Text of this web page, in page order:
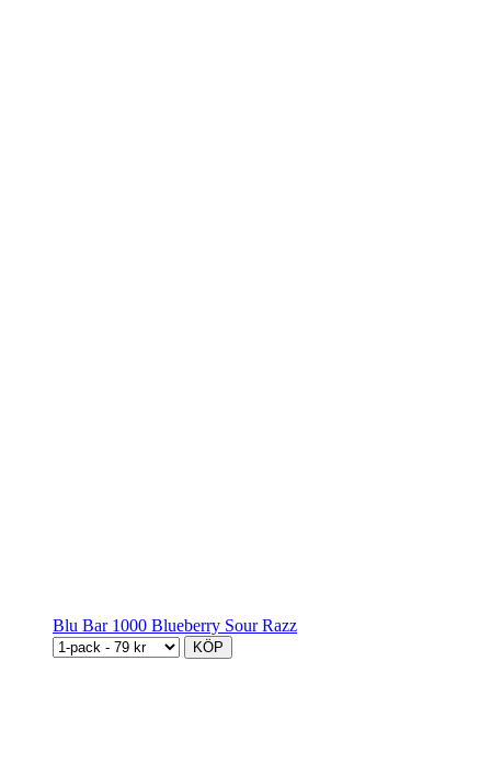
Blu Bar 1000 Blueberry Sour Razz
KÖP